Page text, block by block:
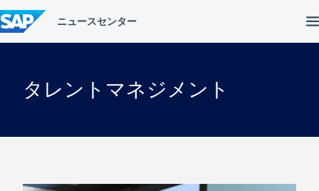
ン
テ
ン
タレントマネジメント